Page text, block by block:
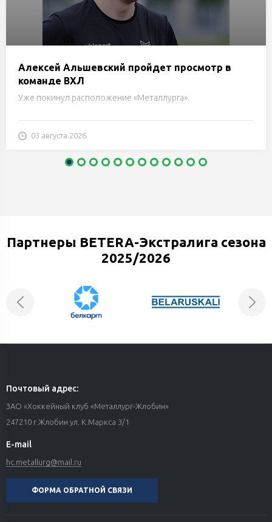
Алексей Альшевский пройдет просмотр в
команде ВХЛ
Уже покинул расположение «Металлурга».
03 августа 2026
Партнеры BETERA-Экстралига сезона
2025/2026
Почтовый адрес:
ЗАО «Хоккейный клуб «Металлург-Жлобин»
247210 г.Жлобин ул. К.Маркса 3/1
E-mail
hc.metallurg@mail.ru
ФОРМА ОБРАТНОЙ СВЯЗИ